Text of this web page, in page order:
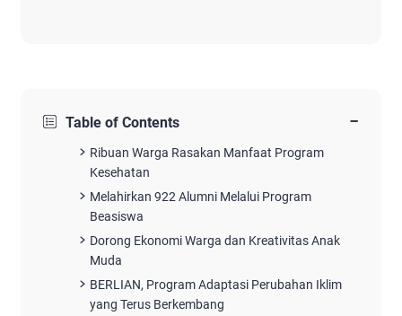
Table of Contents −
Ribuan Warga Rasakan Manfaat Program
Kesehatan
Melahirkan 922 Alumni Melalui Program
Beasiswa
Dorong Ekonomi Warga dan Kreativitas Anak
Muda
BERLIAN, Program Adaptasi Perubahan Iklim
yang Terus Berkembang